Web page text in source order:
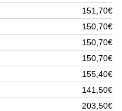
SA (2.95%)
(2.91%)
(2.39%)
151,70€
150,70€
150,70€
150,70€
155,40€
141,50€
203,50€